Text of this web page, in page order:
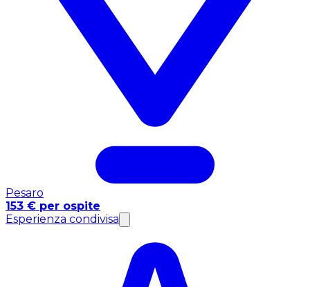
Pesaro
153 € per ospite
Esperienza condivisa